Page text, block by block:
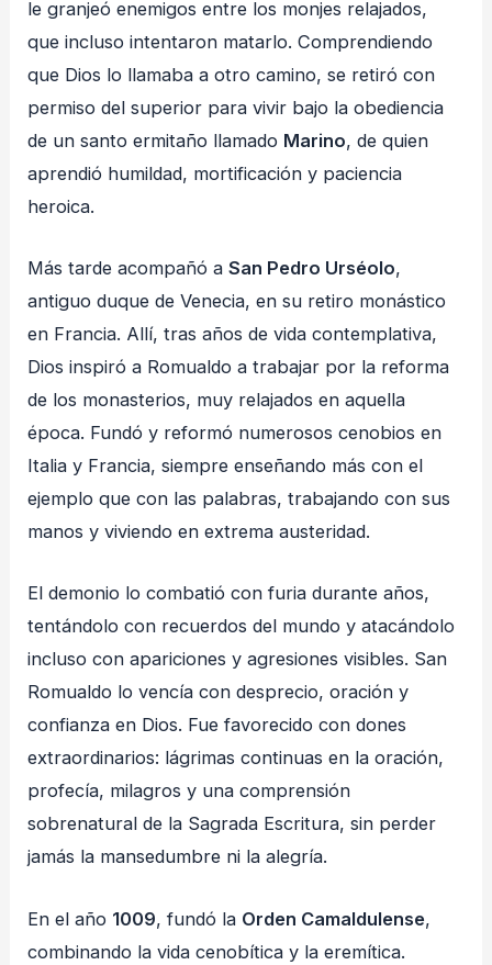
le granjeó enemigos entre los monjes relajados,
que incluso intentaron matarlo. Comprendiendo
que Dios lo llamaba a otro camino, se retiró con
permiso del superior para vivir bajo la obediencia
de un santo ermitaño llamado Marino, de quien
aprendió humildad, mortificación y paciencia
heroica.
Más tarde acompañó aSan Pedro Urséolo,
antiguo duque de Venecia, en su retiro monástico
en Francia. Allí, tras años de vida contemplativa,
Dios inspiró a Romualdo a trabajar por la reforma
de los monasterios, muy relajados en aquella
época. Fundó y reformó numerosos cenobios en
Italia y Francia, siempre enseñando más con el
ejemplo que con las palabras, trabajando con sus
manos y viviendo en extrema austeridad.
El demonio lo combatió con furia durante años,
tentándolo con recuerdos del mundo y atacándolo
incluso con apariciones y agresiones visibles. San
Romualdo lo vencía con desprecio, oración y
confianza en Dios. Fue favorecido con dones
extraordinarios: lágrimas continuas en la oración,
profecía, milagros y una comprensión
sobrenatural de la Sagrada Escritura, sin perder
jamás la mansedumbre ni la alegría.
En el año 1009, fundó la Orden Camaldulense,
combinando la vida cenobítica y la eremítica.